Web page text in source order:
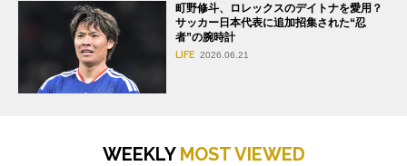
町野修斗、ロレックスのデイトナを愛用？
サッカー日本代表に追加招集された“忍
者”の腕時計
LIFE 2026.06.21
WEEKLY MOST VIEWED